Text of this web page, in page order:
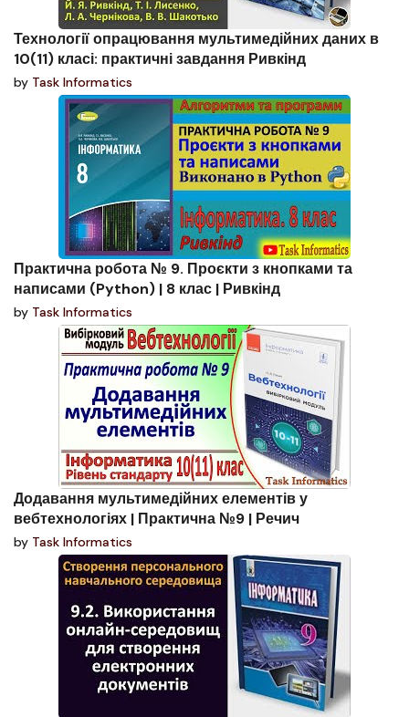
Технології опрацювання мультимедійних даних в
10(11) класі: практичні завдання Ривкінд
by Task Informatics
Практична робота № 9. Проєкти з кнопками та
написами (Python) | 8 клас | Ривкінд
by Task Informatics
Додавання мультимедійних елементів у
вебтехнологіях | Практична №9 | Речич
by Task Informatics